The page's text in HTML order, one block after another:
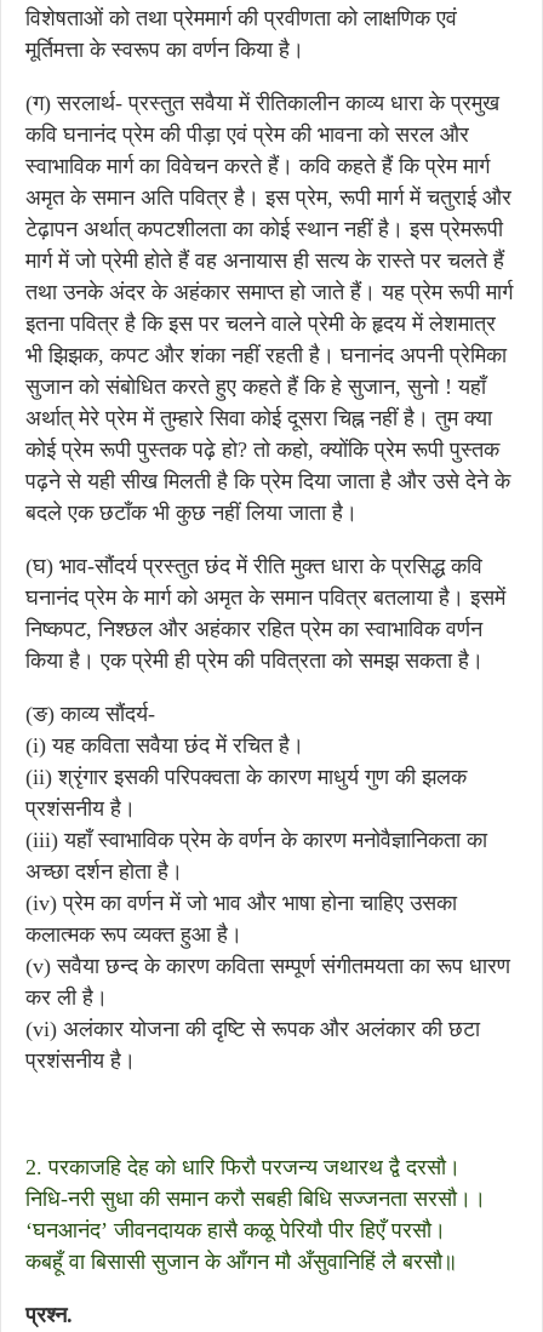
विशेषताओं को तथा प्रेममार्ग की प्रवीणता को लाक्षणिक एवं
मूर्तिमत्ता के स्वरूप का वर्णन किया है।
(ग) सरलार्थ- प्रस्तुत सवैया में रीतिकालीन काव्य धारा के प्रमुख
कवि घनानंद प्रेम की पीड़ा एवं प्रेम की भावना को सरल और
स्वाभाविक मार्ग का विवेचन करते हैं। कवि कहते हैं कि प्रेम मार्ग
अमृत के समान अति पवित्र है। इस प्रेम, रूपी मार्ग में चतुराई और
टेढ़ापन अर्थात् कपटशीलता का कोई स्थान नहीं है। इस प्रेमरूपी
मार्ग में जो प्रेमी होते हैं वह अनायास ही सत्य के रास्ते पर चलते हैं
तथा उनके अंदर के अहंकार समाप्त हो जाते हैं। यह प्रेम रूपी मार्ग
इतना पवित्र है कि इस पर चलने वाले प्रेमी के हृदय में लेशमात्र
भी झिझक, कपट और शंका नहीं रहती है। घनानंद अपनी प्रेमिका
सुजान को संबोधित करते हुए कहते हैं कि हे सुजान, सुनो ! यहाँ
अर्थात् मेरे प्रेम में तुम्हारे सिवा कोई दूसरा चिह्न नहीं है। तुम क्या
कोई प्रेम रूपी पुस्तक पढ़े हो? तो कहो, क्योंकि प्रेम रूपी पुस्तक
पढ़ने से यही सीख मिलती है कि प्रेम दिया जाता है और उसे देने के
बदले एक छटाँक भी कुछ नहीं लिया जाता है।
(घ) भाव-सौंदर्य प्रस्तुत छंद में रीति मुक्त धारा के प्रसिद्ध कवि
घनानंद प्रेम के मार्ग को अमृत के समान पवित्र बतलाया है। इसमें
निष्कपट, निश्छल और अहंकार रहित प्रेम का स्वाभाविक वर्णन
किया है। एक प्रेमी ही प्रेम की पवित्रता को समझ सकता है।
(ङ) काव्य सौंदर्य-
(i) यह कविता सवैया छंद में रचित है।
(ii) श्रृंगार इसकी परिपक्वता के कारण माधुर्य गुण की झलक
प्रशंसनीय है।
(iii) यहाँ स्वाभाविक प्रेम के वर्णन के कारण मनोवैज्ञानिकता का
अच्छा दर्शन होता है।
(iv) प्रेम का वर्णन में जो भाव और भाषा होना चाहिए उसका
कलात्मक रूप व्यक्त हुआ है।
(v) सवैया छन्द के कारण कविता सम्पूर्ण संगीतमयता का रूप धारण
कर ली है।
(vi) अलंकार योजना की दृष्टि से रूपक और अलंकार की छटा
प्रशंसनीय है।
2. परकाजहि देह को धारि फिरौ परजन्य जथारथ द्वै दरसौ।
निधि-नरी सुधा की समान करौ सबही बिधि सज्जनता सरसौ।।
‘घनआनंद’ जीवनदायक हासै कळू पेरियौ पीर हिएँ परसौ।
कबहूँ वा बिसासी सुजान के आँगन मौ अँसुवानिहिं लै बरसौ॥
प्रश्न.